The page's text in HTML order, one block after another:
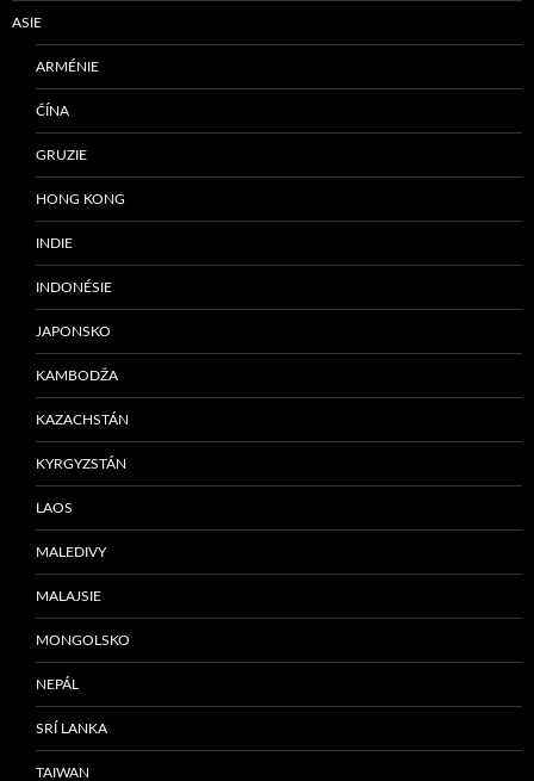
ASIE
ARMÉNIE
ČÍNA
GRUZIE
HONG KONG
INDIE
INDONÉSIE
JAPONSKO
KAMBODŽA
KAZACHSTÁN
KYRGYZSTÁN
LAOS
MALEDIVY
MALAJSIE
MONGOLSKO
NEPÁL
SRÍ LANKA
TAIWAN